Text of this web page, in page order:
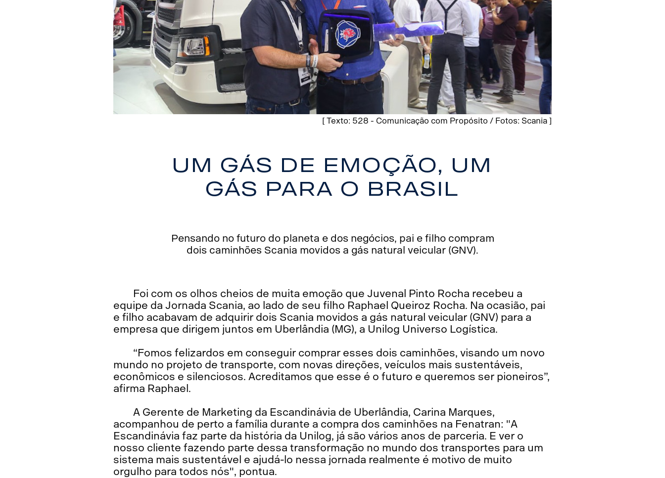
[ Texto: 528 - Comunicação com Propósito / Fotos: Scania ]
Um gás de emoção, um
gás para o Brasil
Pensando no futuro do planeta e dos negócios, pai e filho compram
dois caminhões Scania movidos a gás natural veicular (GNV).
Foi com os olhos cheios de muita emoção que Juvenal Pinto Rocha recebeu a
equipe da Jornada Scania, ao lado de seu filho Raphael Queiroz Rocha. Na ocasião, pai
e filho acabavam de adquirir dois Scania movidos a gás natural veicular (GNV) para a
empresa que dirigem juntos em Uberlândia (MG), a Unilog Universo Logística.
“Fomos felizardos em conseguir comprar esses dois caminhões, visando um novo
mundo no projeto de transporte, com novas direções, veículos mais sustentáveis,
econômicos e silenciosos. Acreditamos que esse é o futuro e queremos ser pioneiros”,
afirma Raphael.
A Gerente de Marketing da Escandinávia de Uberlândia, Carina Marques,
acompanhou de perto a família durante a compra dos caminhões na Fenatran: "A
Escandinávia faz parte da história da Unilog, já são vários anos de parceria. E ver o
nosso cliente fazendo parte dessa transformação no mundo dos transportes para um
sistema mais sustentável e ajudá-lo nessa jornada realmente é motivo de muito
orgulho para todos nós", pontua.